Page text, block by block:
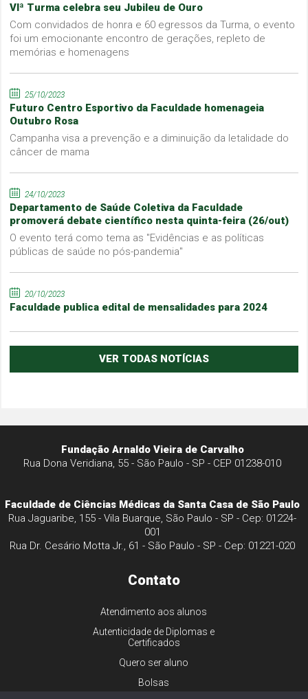
VIª Turma celebra seu Jubileu de Ouro
Com convidados de honra e 60 egressos da Turma, o evento
foi um emocionante encontro de gerações, repleto de
memórias e homenagens
25/10/2023
Futuro Centro Esportivo da Faculdade homenageia
Outubro Rosa
Campanha visa a prevenção e a diminuição da letalidade do
câncer de mama
24/10/2023
Departamento de Saúde Coletiva da Faculdade
promoverá debate científico nesta quinta-feira (26/out)
O evento terá como tema as "Evidências e as políticas
públicas de saúde no pós-pandemia"
20/10/2023
Faculdade publica edital de mensalidades para 2024
VER TODAS NOTÍCIAS
Fundação Arnaldo Vieira de Carvalho
Rua Dona Veridiana, 55 - São Paulo - SP - CEP 01238-010
Faculdade de Ciências Médicas da Santa Casa de São Paulo
Rua Jaguaribe, 155 - Vila Buarque, São Paulo - SP - Cep: 01224-
001
Rua Dr. Cesário Motta Jr., 61 - São Paulo - SP - Cep: 01221-020
Contato
Atendimento aos alunos
Autenticidade de Diplomas e
Certificados
Quero ser aluno
Bolsas